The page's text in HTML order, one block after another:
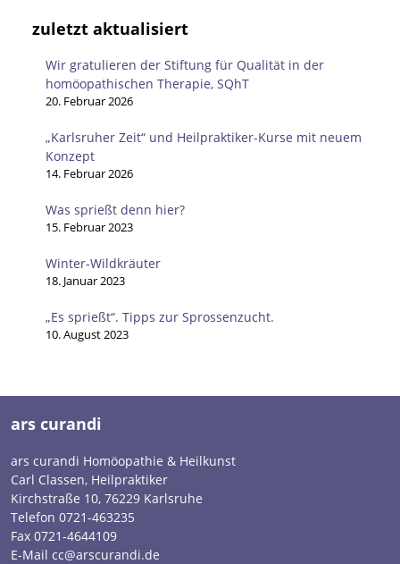
zuletzt aktualisiert
Wir gratulieren der Stiftung für Qualität in der
homöopathischen Therapie, SQhT
20. Februar 2026
„Karlsruher Zeit“ und Heilpraktiker-Kurse mit neuem
Konzept
14. Februar 2026
Was sprießt denn hier?
15. Februar 2023
Winter-Wildkräuter
18. Januar 2023
„Es sprießt“. Tipps zur Sprossenzucht.
10. August 2023
ars curandi
ars curandi Homöopathie & Heilkunst
Carl Classen, Heilpraktiker
Kirchstraße 10, 76229 Karlsruhe
Telefon 0721-463235
Fax 0721-4644109
E-Mail cc@arscurandi.de